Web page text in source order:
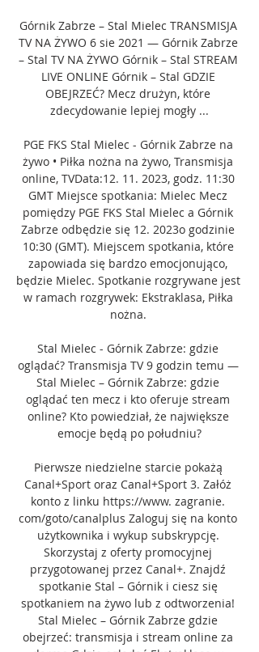
Górnik Zabrze – Stal Mielec TRANSMISJA
TV NA ŻYWO 6 sie 2021 — Górnik Zabrze
– Stal TV NA ŻYWO Górnik – Stal STREAM
LIVE ONLINE Górnik – Stal GDZIE
OBEJRZEĆ? Mecz drużyn, które
zdecydowanie lepiej mogły ...
PGE FKS Stal Mielec - Górnik Zabrze na
żywo • Piłka nożna na żywo, Transmisja
online, TVData:12. 11. 2023, godz. 11:30
GMT Miejsce spotkania: Mielec Mecz
pomiędzy PGE FKS Stal Mielec a Górnik
Zabrze odbędzie się 12. 2023o godzinie
10:30 (GMT). Miejscem spotkania, które
zapowiada się bardzo emocjonująco,
będzie Mielec. Spotkanie rozgrywane jest
w ramach rozgrywek: Ekstraklasa, Piłka
nożna.
Stal Mielec - Górnik Zabrze: gdzie
oglądać? Transmisja TV 9 godzin temu —
Stal Mielec – Górnik Zabrze: gdzie
oglądać ten mecz i kto oferuje stream
online? Kto powiedział, że największe
emocje będą po południu?
Pierwsze niedzielne starcie pokażą
Canal+Sport oraz Canal+Sport 3. Załóż
konto z linku https://www. zagranie.
com/goto/canalplus Zaloguj się na konto
użytkownika i wykup subskrypcję.
Skorzystaj z oferty promocyjnej
przygotowanej przez Canal+. Znajdź
spotkanie Stal – Górnik i ciesz się
spotkaniem na żywo lub z odtworzenia!
Stal Mielec – Górnik Zabrze gdzie
obejrzeć: transmisja i stream online za